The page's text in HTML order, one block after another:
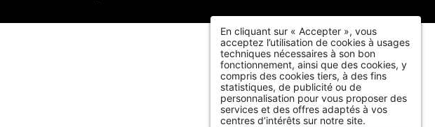
En cliquant sur « Accepter », vous
acceptez l’utilisation de cookies à usages
techniques nécessaires à son bon
fonctionnement, ainsi que des cookies, y
compris des cookies tiers, à des fins
statistiques, de publicité ou de
personnalisation pour vous proposer des
services et des offres adaptés à vos
centres d’intérêts sur notre site.